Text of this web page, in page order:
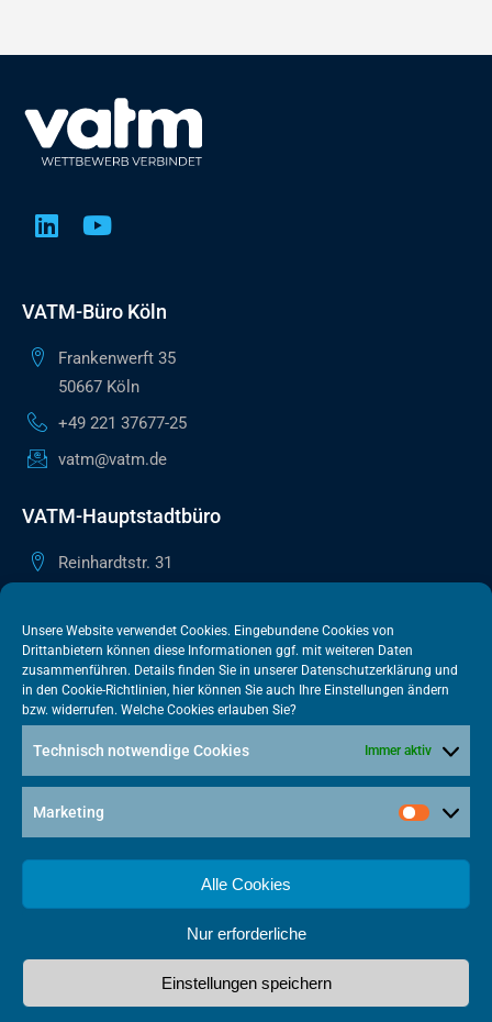
Unsere Website verwendet Cookies. Eingebundene Cookies von
Drittanbietern können diese Informationen ggf. mit weiteren Daten
zusammenführen. Details finden Sie in unserer Datenschutzerklärung und
in den Cookie-Richtlinien, hier können Sie auch Ihre Einstellungen ändern
bzw. widerrufen. Welche Cookies erlauben Sie?
Technisch notwendige Cookies Immer aktiv
Marketing
Alle Cookies
Nur erforderliche
Einstellungen speichern
VATM-Büro Köln
Frankenwerft 35
50667 Köln
+49 221 37677-25
vatm@vatm.de
VATM-Hauptstadtbüro
Reinhardtstr. 31
+49 30 505615-38
berlin@vatm.de
VATM-Büro Brüssel